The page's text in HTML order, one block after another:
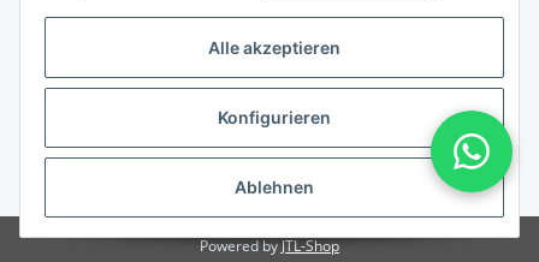
Vertrag widerrufen
* Alle Preise inkl. gesetzlicher USt., zzgl.Versand
Powered byJTL-Shop
Alle akzeptieren
Konfigurieren
Ablehnen